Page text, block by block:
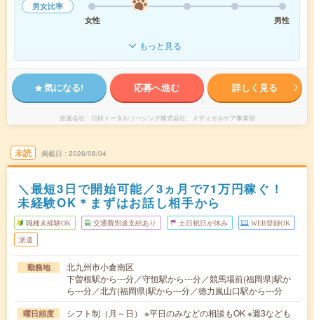
男女比率
女性
男性
もっと見る
気になる! 応募へ進む 詳しく見る
派遣会社 日研トータルソーシング株式会社 メディカルケア事業部
未読 掲載日 2026/08/04
＼最短3日で開始可能／3ヵ月で71万円稼ぐ！
未経験OK＊まずはお話し相手から
職種未経験OK 交通費別途支給あり 土日祝日が休み WEB登録OK
派遣
勤務地
北九州市小倉南区
下曽根駅から---分／守恒駅から---分／競馬場前(福岡県)駅か
ら---分／北方(福岡県)駅から---分／徳力嵐山口駅から---分
曜日頻度
シフト制（月～日） ※平日のみなどの相談もOK ※週3なども